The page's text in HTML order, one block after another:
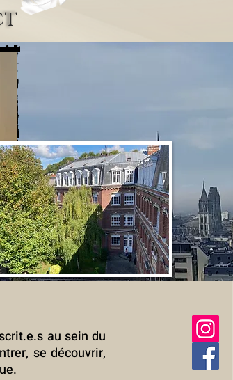
au sein du
se découvrir,